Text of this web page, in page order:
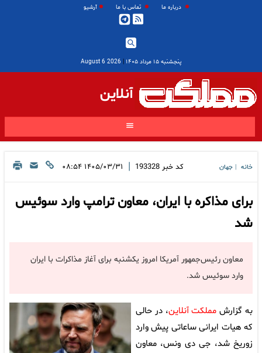
درباره ما تماس با ما آرشیو
پنجشنبه ۱۵ مرداد ۱۴۰۵ |
2026 August 6
آنلاین
خانه جهان کد خبر 193328
| ۱۴۰۵/۰۳/۳۱ ۰۸:۵۴
برای مذاکره با ایران، معاون ترامپ وارد سوئیس
شد
معاون رئیس‌جمهور آمریکا امروز یکشنبه برای آغاز مذاکرات با ایران
وارد سوئیس شد.
به گزارش مملکت آنلاین، در حالی
که هیات ایرانی ساعاتی پیش وارد
زوریخ شد، جی دی ونس، معاون